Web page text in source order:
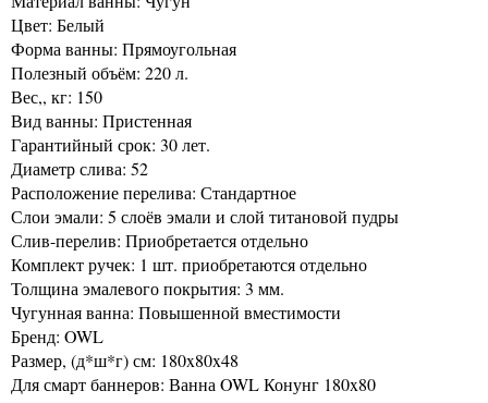
Цвет: Белый
Форма ванны: Прямоугольная
Полезный объём: 220 л.
Вес,, кг: 150
Вид ванны: Пристенная
Гарантийный срок: 30 лет.
Диаметр слива: 52
Расположение перелива: Стандартное
Слои эмали: 5 слоёв эмали и слой титановой пудры
Слив-перелив: Приобретается отдельно
Комплект ручек: 1 шт. приобретаются отдельно
Толщина эмалевого покрытия: 3 мм.
Чугунная ванна: Повышенной вместимости
Бренд: OWL
Размер, (д*ш*г) см: 180x80x48
Для смарт баннеров: Ванна OWL Конунг 180x80